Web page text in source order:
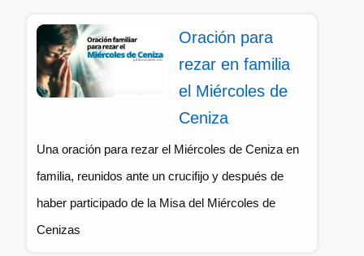
Oración para
rezar en familia
el Miércoles de
Ceniza
Una oración para rezar el Miércoles de Ceniza en
familia, reunidos ante un crucifijo y después de
haber participado de la Misa del Miércoles de
Cenizas